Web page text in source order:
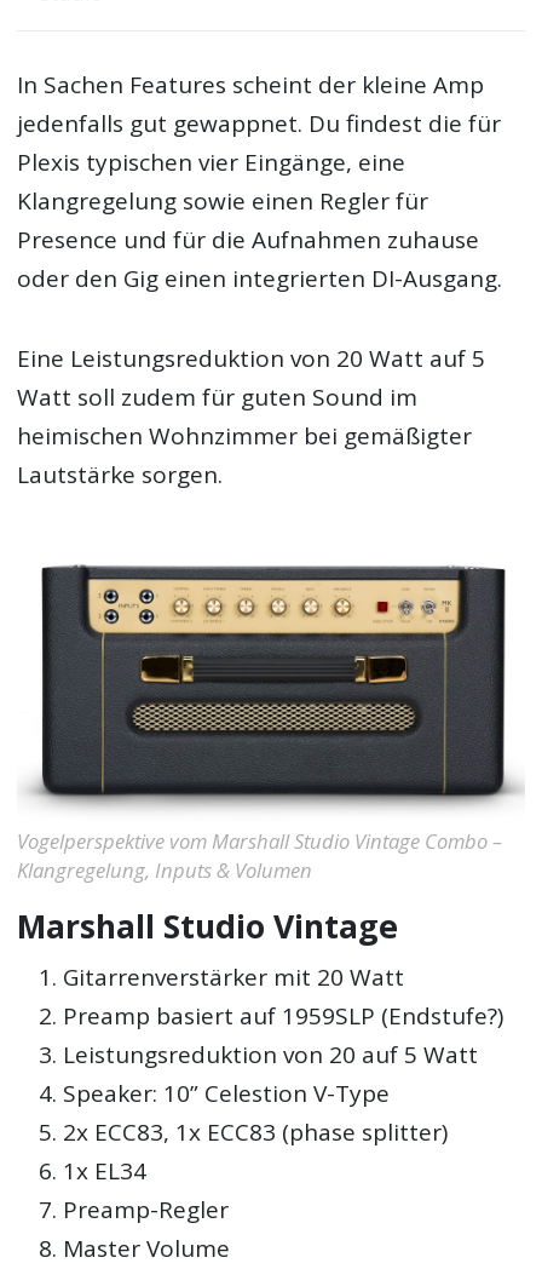
In Sachen Features scheint der kleine Amp
jedenfalls gut gewappnet. Du findest die für
Plexis typischen vier Eingänge, eine
Klangregelung sowie einen Regler für
Presence und für die Aufnahmen zuhause
oder den Gig einen integrierten DI-Ausgang.
Eine Leistungsreduktion von 20 Watt auf 5
Watt soll zudem für guten Sound im
heimischen Wohnzimmer bei gemäßigter
Lautstärke sorgen.
Vogelperspektive vom Marshall Studio Vintage Combo –
Klangregelung, Inputs & Volumen
Marshall Studio Vintage
Gitarrenverstärker mit 20 Watt
Preamp basiert auf 1959SLP (Endstufe?)
Leistungsreduktion von 20 auf 5 Watt
Speaker: 10” Celestion V-Type
2x ECC83, 1x ECC83 (phase splitter)
1x EL34
Preamp-Regler
Master Volume